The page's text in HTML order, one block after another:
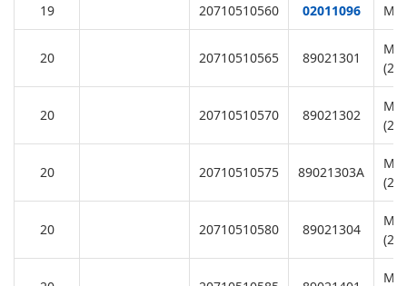
19 20710510560 02011096
20 20710510565 89021301
20 20710510570 89021302
20 20710510575 89021303A
20 20710510580 89021304